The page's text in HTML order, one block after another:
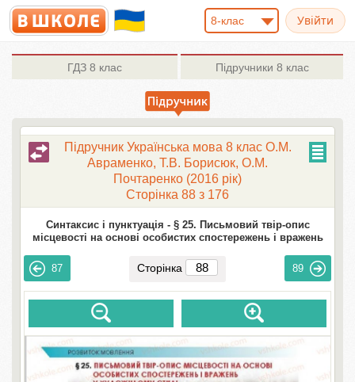
8-клас
ГДЗ 8 клас Підручники 8 клас
Підручник Українська мова 8 клас О.М.
Авраменко, Т.В. Борисюк, О.М.
Почтаренко (2016 рік)
Сторінка 88 з 176
Синтаксис і пунктуація - § 25. Письмовий твір-опис
місцевості на основі особистих спостережень і вражень
87 Сторінка 89